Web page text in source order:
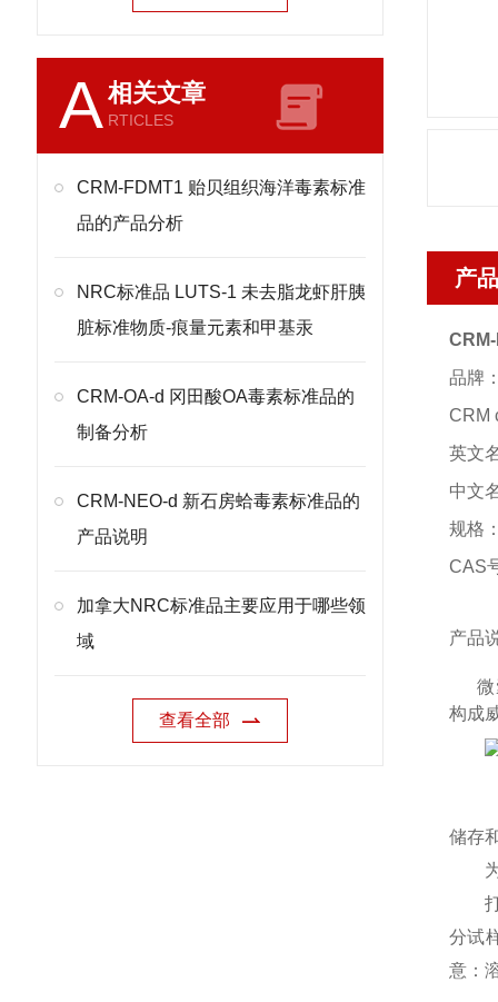
A相关文章
RTICLES
CRM-FDMT1 贻贝组织海洋毒素标准
品的产品分析
NRC标准品 LUTS-1 未去脂龙虾肝胰
脏标准物质-痕量元素和甲基汞
CRM-OA-d 冈田酸OA毒素标准品的
制备分析
CRM-NEO-d 新石房蛤毒素标准品的
产品说明
加拿大NRC标准品主要应用于哪些领
域
查看全部
产
品牌
CRM
英文
中文
规格
CAS
产品
微
构成
储存
分试
意：